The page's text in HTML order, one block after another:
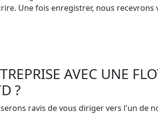
Une fois enregistrer, nous
AVEC UNE
?
ravis de vous diriger vers l'un de